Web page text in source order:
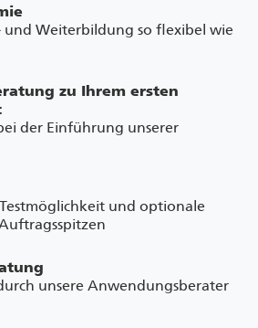
und Weiterbildung so flexibel wie
zu Ihrem ersten
der Einführung unserer
und optionale
unsere Anwendungsberater